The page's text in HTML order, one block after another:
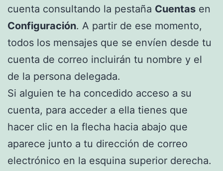
cuenta consultando la pestaña Cuentas en
Configuración. A partir de ese momento,
todos los mensajes que se envíen desde tu
cuenta de correo incluirán tu nombre y el
de la persona delegada.
Si alguien te ha concedido acceso a su
cuenta, para acceder a ella tienes que
hacer clic en la flecha hacia abajo que
aparece junto a tu dirección de correo
electrónico en la esquina superior derecha.